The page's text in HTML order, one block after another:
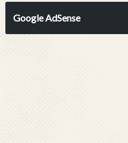
Google AdSense